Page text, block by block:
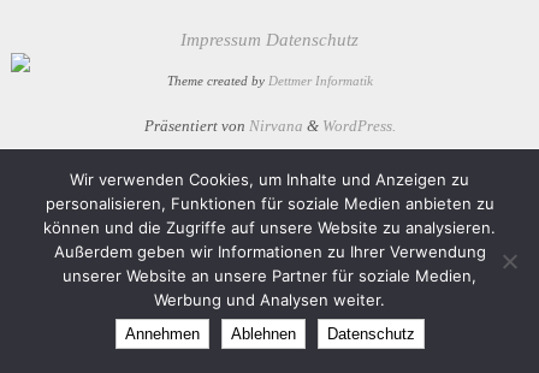
Impressum Datenschutz
Theme created by Dettmer Informatik
Präsentiert von Nirvana & WordPress.
Wir verwenden Cookies, um Inhalte und Anzeigen zu
personalisieren, Funktionen für soziale Medien anbieten zu
können und die Zugriffe auf unsere Website zu analysieren.
Außerdem geben wir Informationen zu Ihrer Verwendung
unserer Website an unsere Partner für soziale Medien,
Werbung und Analysen weiter.
Annehmen Ablehnen Datenschutz